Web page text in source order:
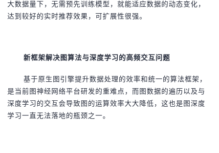
大数据量下，无需预先训练模型，就能适应数据的动态变化，
达到较好的实时推荐效果，可扩展性很强。
新框架解决图算法与深度学习的高频交互问题
基于原生图引擎提升数据处理的效率和统一的算法框架，
是当前图神经网络平台研发的重难点，而图数据的遍历以及与
深度学习的交互会导致图的运算效率大大降低，这也是图深度
学习一直无法落地的瓶颈之一。